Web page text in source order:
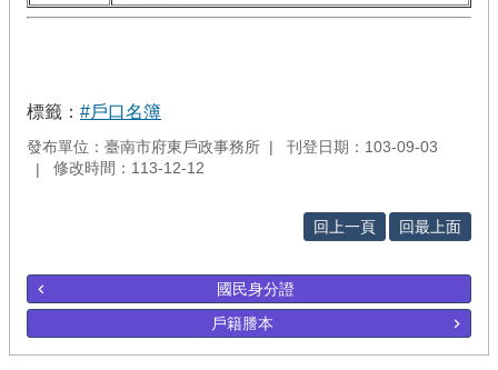
標籤： #戶口名簿
發布單位：臺南市府東戶政事務所
刊登日期：103-09-03
修改時間：113-12-12
回上一頁 回最上面
國民身分證
戶籍謄本